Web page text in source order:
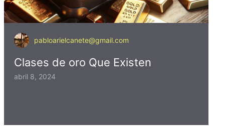
pabloarielcanete@gmail.com
Clases de oro Que Existen
abril 8, 2024